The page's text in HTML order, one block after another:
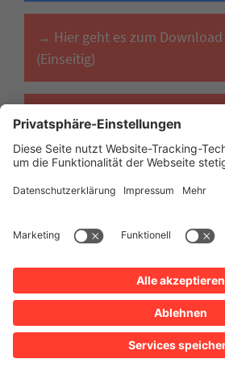
→ Hier geht es zum Download
(Einseitig)
→ Hier geht es zum Download
Datenschutz